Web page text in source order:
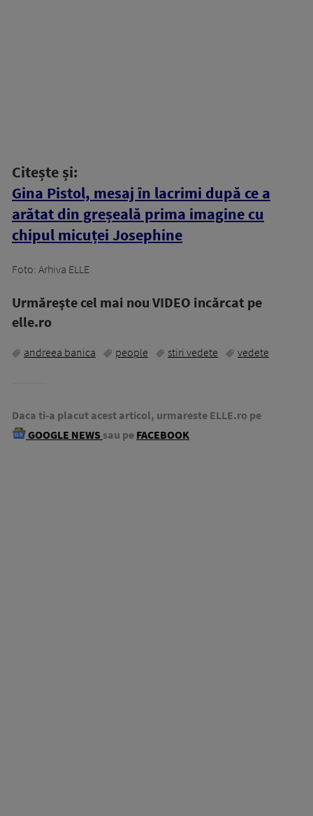
Citește și:
Gina Pistol, mesaj în lacrimi după ce a
arătat din greșeală prima imagine cu
chipul micuței Josephine
Foto: Arhiva ELLE
Urmăreşte cel mai nou VIDEO incărcat pe
elle.ro
andreea banica people stiri vedete vedete
Daca ti-a placut acest articol, urmareste ELLE.ro pe
GOOGLE NEWS sau pe FACEBOOK